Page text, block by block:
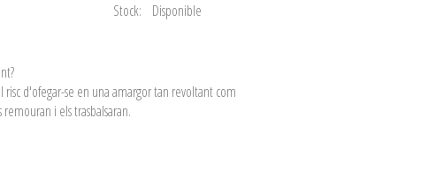
Stock:
Disponible
d'ofegar-se en una amargor tan revoltant com
i els trasbalsaran.